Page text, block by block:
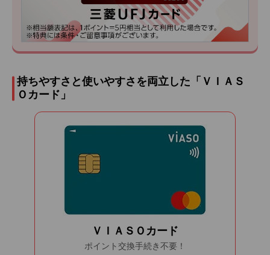
持ちやすさと使いやすさを両立した「ＶＩＡＳ
Ｏカード」
ＶＩＡＳＯカード
ポイント交換手続き不要！